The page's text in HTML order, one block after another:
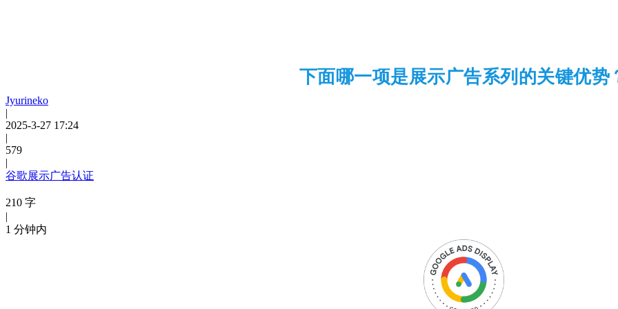
下面哪一项是展示广告系列的关键优势
Jyurineko
|
2025-3-27 17:24
|
579
|
谷歌展示广告认证
210 字
|
1 分钟内